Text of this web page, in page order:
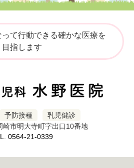
て行動できる確かな医療を
目指します
予防接種
乳児健診
崎市明大寺町字出口10番地
0564-21-0339